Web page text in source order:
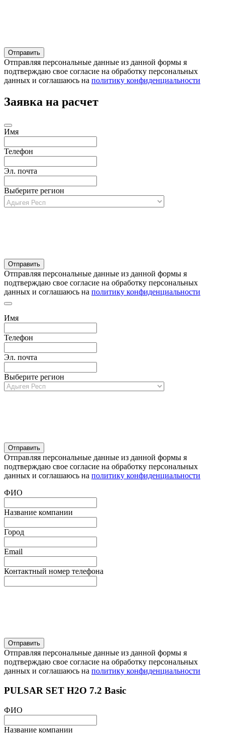
Отправляя персональные данные из данной формы я
подтверждаю свое согласие на обработку персональных
данных и соглашаюсь на политику конфиденциальности
Заявка на расчет
Имя
Телефон
Эл. почта
Выберите регион
Отправляя персональные данные из данной формы я
подтверждаю свое согласие на обработку персональных
данных и соглашаюсь на политику конфиденциальности
Имя
Телефон
Эл. почта
Выберите регион
Отправляя персональные данные из данной формы я
подтверждаю свое согласие на обработку персональных
данных и соглашаюсь на политику конфиденциальности
ФИО
Название компании
Город
Email
Контактный номер телефона
Отправляя персональные данные из данной формы я
подтверждаю свое согласие на обработку персональных
данных и соглашаюсь на политику конфиденциальности
PULSAR SET H2O 7.2 Basic
ФИО
Название компании